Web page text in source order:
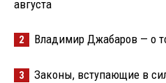
августа
2 Владимир Джабаров — о
3 Законы, вступающие в